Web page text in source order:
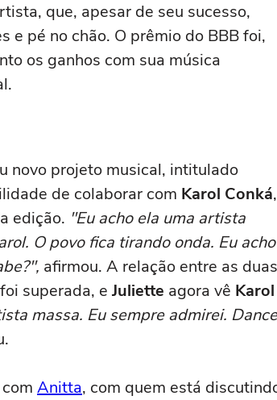
que, apesar de seu sucesso,
e pé no chão. O prêmio do BBB foi,
os ganhos com sua música
novo projeto musical, intitulado
de colaborar com Karol Conká,
edição. "Eu acho ela uma artista
O povo fica tirando onda. Eu acho
afirmou. A relação entre as
superada, e Juliette agora vê Karol
massa. Eu sempre admirei.
Anitta, com quem está